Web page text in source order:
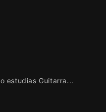
estudias Guitarra...